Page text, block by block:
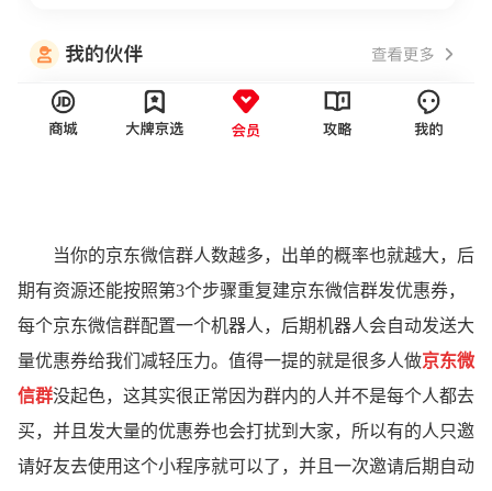
当你的京东微信群人数越多，出单的概率也就越大，后
期有资源还能按照第3个步骤重复建京东微信群发优惠券，
每个京东微信群配置一个机器人，后期机器人会自动发送大
量优惠券给我们减轻压力。值得一提的就是很多人做京东微
信群没起色，这其实很正常因为群内的人并不是每个人都去
买，并且发大量的优惠券也会打扰到大家，所以有的人只邀
请好友去使用这个小程序就可以了，并且一次邀请后期自动